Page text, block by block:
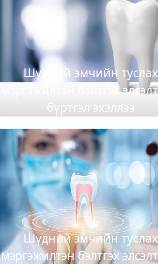
Шүдний эмчийн туслах
мэргэжилтэн бэлтгэх
бүртгэл эхэллээ
Шүдний эмчийн туслах
мэргэжилтэн бэлтгэх
2025-07-08